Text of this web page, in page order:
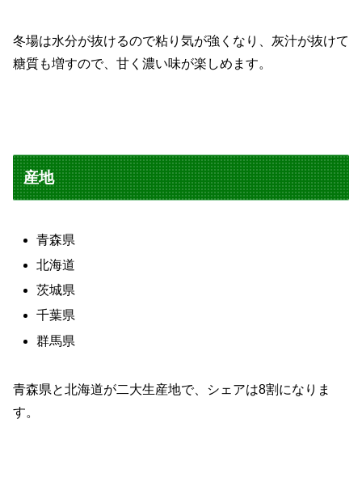
冬場は水分が抜けるので粘り気が強くなり、灰汁が抜けて
糖質も増すので、甘く濃い味が楽しめます。
産地
青森県
北海道
茨城県
千葉県
群馬県
青森県と北海道が二大生産地で、シェアは8割になりま
す。